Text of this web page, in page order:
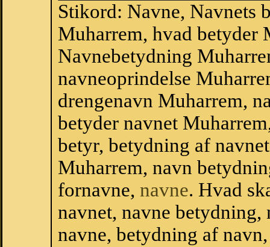
Stikord: Navne, Navnets
Muharrem, hvad betyder
Navnebetydning
navneoprindelse
drengenavn Muharrem,
betyder navnet
betyr, betydning af
Muharrem, navn
fornavne, navne. Hvad
navnet, navne
navne, betydning af